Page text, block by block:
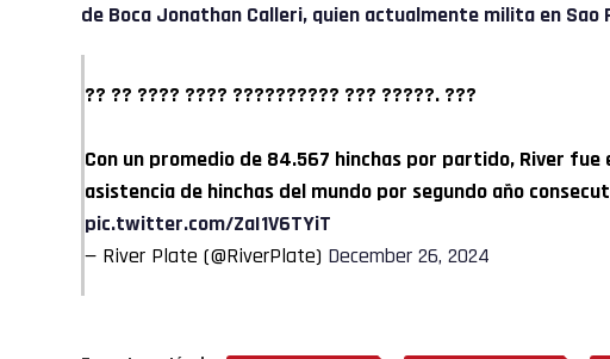
de Boca Jonathan Calleri, quien actualmente milita en Sao
?? ?? ???? ???? ?????????? ??? ?????. ???
Con un promedio de 84.567 hinchas por partido, River fue
asistencia de hinchas del mundo por segundo año
pic.twitter.com/ZaI1V6TYiT
— River Plate (@RiverPlate) December 26, 2024